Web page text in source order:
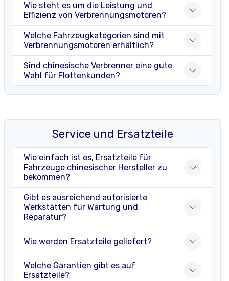
Wie steht es um die Leistung und
Effizienz von Verbrennungsmotoren?
Welche Fahrzeugkategorien sind mit
Verbrennungsmotoren erhältlich?
Sind chinesische Verbrenner eine gute
Wahl für Flottenkunden?
Service und Ersatzteile
Wie einfach ist es, Ersatzteile für
Fahrzeuge chinesischer Hersteller zu
bekommen?
Gibt es ausreichend autorisierte
Werkstätten für Wartung und
Reparatur?
Wie werden Ersatzteile geliefert?
Welche Garantien gibt es auf
Ersatzteile?